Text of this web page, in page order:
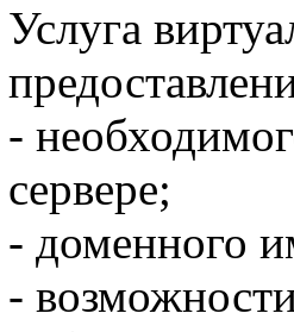
Услуга
-
сервере;
- доменного
-